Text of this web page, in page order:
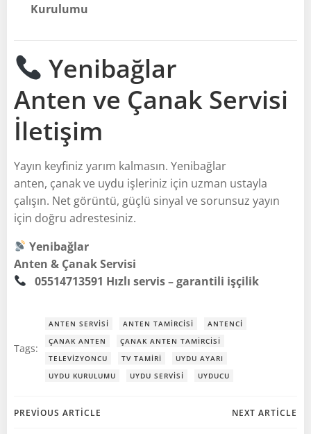
Kurulumu
Yenibağlar
Anten ve Çanak Servisi
İletişim
Yayın keyfiniz yarım kalmasın. Yenibağlar
anten, çanak ve uydu işleriniz için uzman ustayla
çalışın. Net görüntü, güçlü sinyal ve sorunsuz yayın
için doğru adrestesiniz.
Yenibağlar
Anten & Çanak Servisi
05514713591 Hızlı servis – garantili işçilik
Tags:
ANTEN SERVISI ANTEN TAMIRCISI
ANTENCI
ÇANAK ANTEN
ÇANAK ANTEN TAMIRCISI
TELEVIZYONCU
TV TAMIRI
UYDU AYARI
UYDU KURULUMU
UYDU SERVISI UYDUCU
Post
PREVIOUS ARTICLE NEXT ARTICLE